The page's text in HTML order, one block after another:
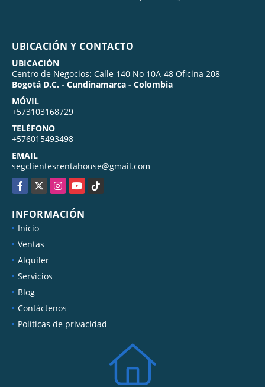
UBICACIÓN Y CONTACTO
UBICACIÓN
Centro de Negocios: Calle 140 No 10A-48 Oficina 208
Bogotá D.C. - Cundinamarca - Colombia
MÓVIL
+573103168729
TELÉFONO
+576015493498
EMAIL
segclientesrentahouse@gmail.com
Facebook
X InstagramYouTubeTikTok
INFORMACIÓN
Inicio
Ventas
Alquiler
Servicios
Blog
Contáctenos
Políticas de privacidad